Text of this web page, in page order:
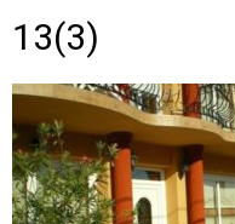
13(3)